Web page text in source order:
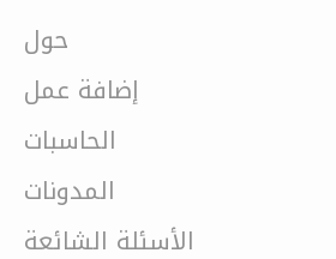
حول
إضافة عمل
الحاسبات
المدونات
الأسئلة الشائعة